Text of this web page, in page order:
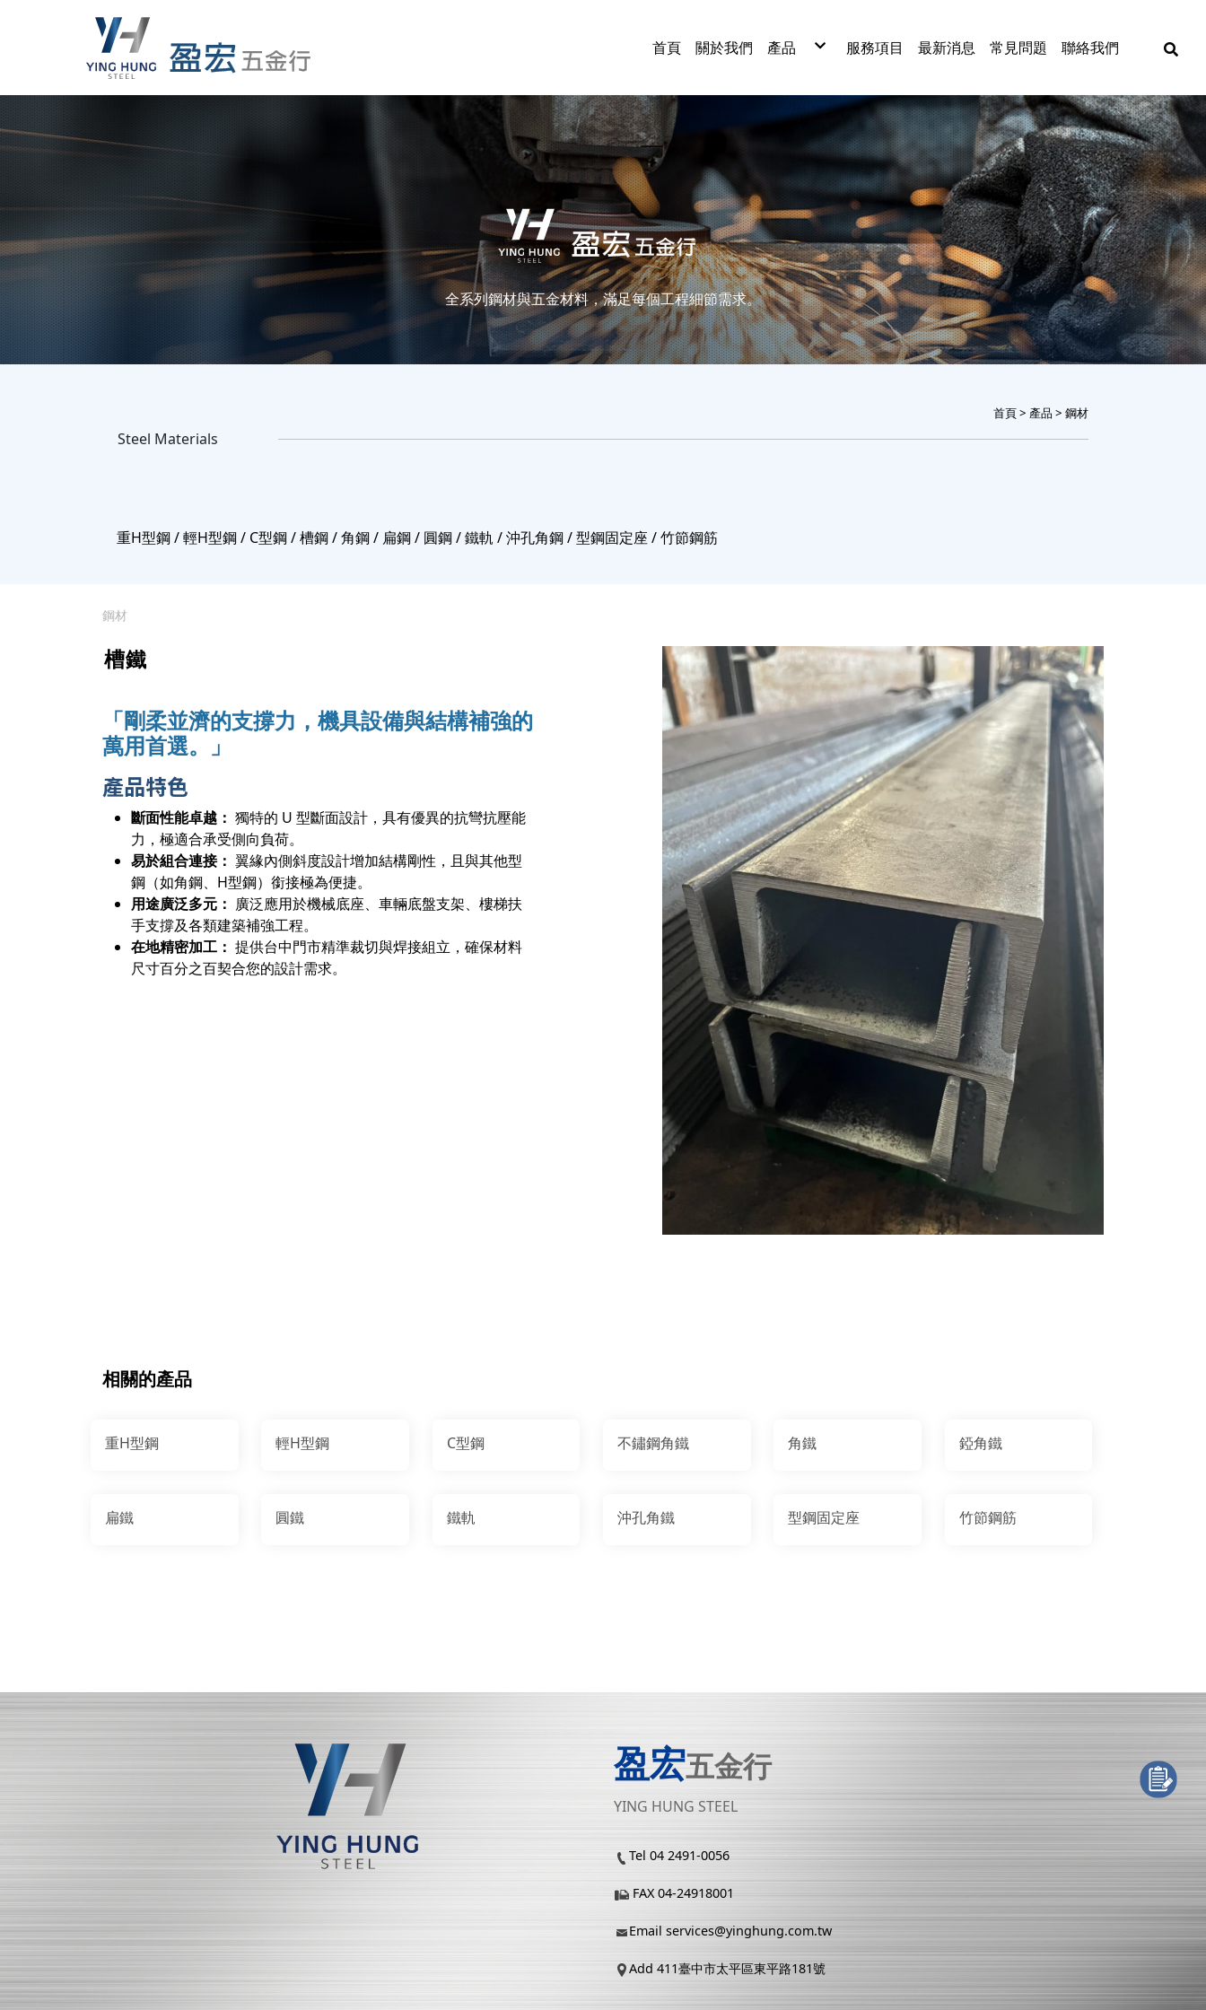
首頁 關於我們 產品
各式捲門
門窗五金配件
服務項目 最新消息 常見問題 聯絡我們
全系列鋼材與五金材料，滿足每個工程細節需求。
首頁> 產品 > 鋼材
Steel Materials
重H型鋼 / 輕H型鋼 / C型鋼 / 槽鋼 / 角鋼 / 扁鋼 / 圓鋼 / 鐵軌 / 沖孔角鋼 / 型鋼固定座 / 竹節鋼筋
槽鐵
「剛柔並濟的支撐力，機具設備與結構補強的
萬用首選。」
產品特色
斷面性能卓越： 獨特的 U 型斷面設計，具有優異的抗彎抗壓能
力，極適合承受側向負荷。
易於組合連接： 翼緣內側斜度設計增加結構剛性，且與其他型
鋼（如角鋼、H型鋼）銜接極為便捷。
用途廣泛多元： 廣泛應用於機械底座、車輛底盤支架、樓梯扶
手支撐及各類建築補強工程。
在地精密加工： 提供台中門市精準裁切與焊接組立，確保材料
尺寸百分之百契合您的設計需求。
相關的產品
重H型鋼 輕H型鋼 C型鋼 不鏽鋼角鐵 角鐵 錏角鐵
扁鐵 圓鐵 鐵軌 沖孔角鐵 型鋼固定座 竹節鋼筋
鋼材
盈宏五金行
YING HUNG STEEL
Tel 04 2491-0056
FAX 04-24918001
Email services@yinghung.com.tw
Add 411臺中市太平區東平路181號